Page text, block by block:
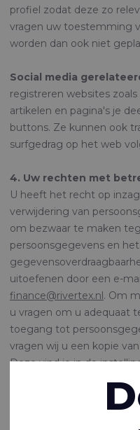
profiel zodat deze zo
vragen uw toestemming
worden dan ook niet
Social media
registreren websites
artikelen en pagina's je
buttons. Ze kunnen ook
surfgedrag op het web
4. Uw rechten met
U heeft het recht op
verwijdering van
om bezwaar te maken
persoonsgegevens en
uitoefenen door een e-
finance@rivertex.nl. Om
u vragen om u adequaat
toegang tot
vragen wij u een kopie
Deze vind je in de
5. Cookies blokkeren
U kunt cookies op elk